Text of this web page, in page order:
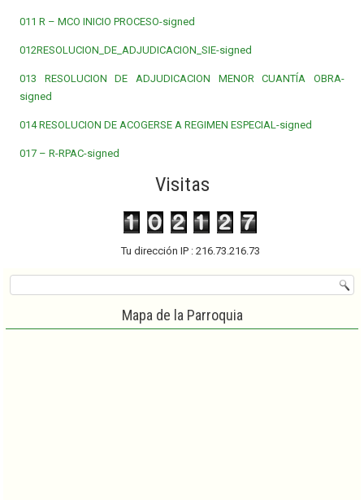
011 R – MCO INICIO PROCESO-signed
012RESOLUCION_DE_ADJUDICACION_SIE-signed
013 RESOLUCION DE ADJUDICACION MENOR CUANTÍA OBRA-
signed
014 RESOLUCION DE ACOGERSE A REGIMEN ESPECIAL-signed
017 – R-RPAC-signed
Visitas
Tu dirección IP : 216.73.216.73
Mapa de la Parroquia